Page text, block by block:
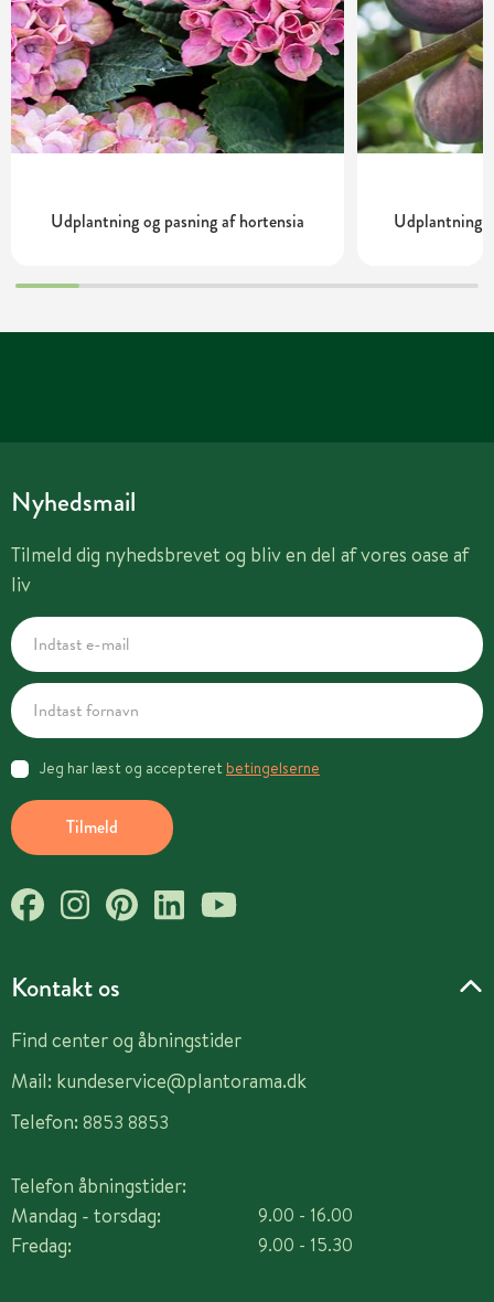
Udplantning og pasning af hortensia Udplantning
Kontakt os
Find center og åbningstider
Mail: kundeservice@plantorama.dk
Telefon: 8853 8853
Telefon åbningstider:
Mandag - torsdag:
Fredag:
9.00 - 16.00
9.00 - 15.30
Nyhedsmail
Tilmeld dig nyhedsbrevet og bliv en del af vores oase af
liv
Tilmeld
Jeg har læst og accepteret betingelserne